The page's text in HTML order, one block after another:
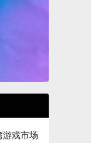
游戏市场